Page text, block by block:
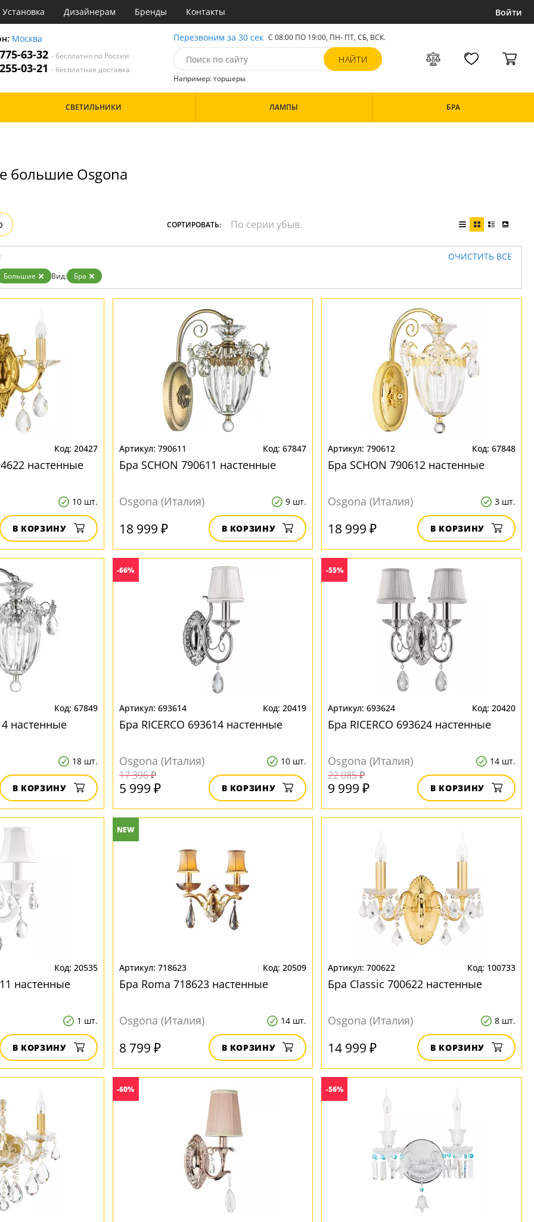
Установка Дизайнерам Бренды Контакты Войти
Москва
63-32 - бесплатно по России
03-21 - бесплатная доставка
Перезвоним за 30 сек С 08:00 ПО 19:00, ПН- ПТ,СБ, ВСК.
Например: торшеры
Черные
СВЕТИЛЬНИКИ ЛАМПЫ БРА
большие Osgona
СОРТИРОВАТЬ:
ОЧИСТИТЬ ВСЕ
Большие Вид: Бра
20427
настенные
10 шт.
В КОРЗИНУ
790611 67847
Бра SCHON 790611 настенные
Osgona (Италия) 9 шт.
18 999 ₽ В КОРЗИНУ
790612 67848
Бра SCHON 790612 настенные
Osgona (Италия) 3 шт.
18 999 ₽ В КОРЗИНУ
67849
настенные
18 шт.
В КОРЗИНУ
-66%
693614 20419
Бра RICERCO 693614 настенные
Osgona (Италия) 10 шт.
17 396 ₽
5 999 ₽ В КОРЗИНУ
-55%
693624 20420
Бра RICERCO 693624 настенные
Osgona (Италия) 14 шт.
22 085 ₽
9 999 ₽ В КОРЗИНУ
20535
настенные
1 шт.
В КОРЗИНУ
NEW
718623 20509
Бра Roma 718623 настенные
Osgona (Италия) 14 шт.
8 799 ₽ В КОРЗИНУ
700622 100733
Бра Classic 700622 настенные
Osgona (Италия) 8 шт.
14 999 ₽ В КОРЗИНУ
-60% -56%